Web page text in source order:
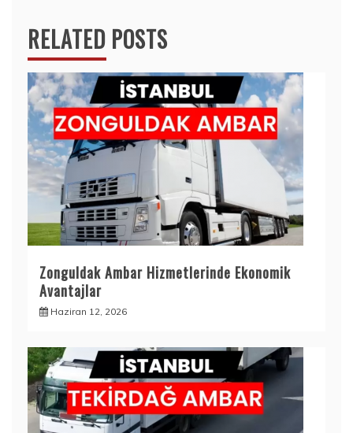
RELATED POSTS
Zonguldak Ambar Hizmetlerinde Ekonomik
Avantajlar
Haziran 12, 2026